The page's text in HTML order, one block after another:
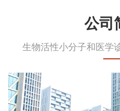
公司
生物活性小分子和医学